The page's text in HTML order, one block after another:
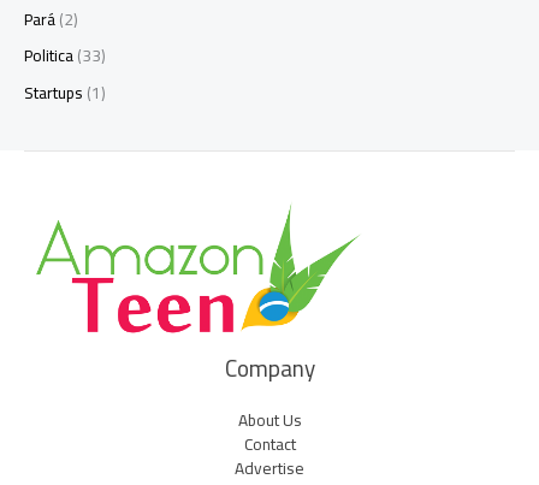
Pará(2)
Politica(33)
Startups(1)
Company
About Us
Contact
Advertise